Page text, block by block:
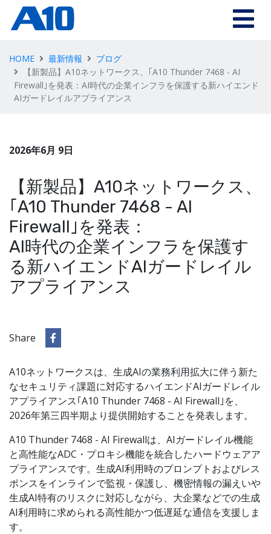
HOME 最新情報
ブログ
【新製品】A10ネットワークス、｢A10 Thunder 7468 - AI
Firewall｣を発表：AI時代の企業インフラを保護する新ハイエンド
AIガードレイルアプライアンス
2026年6月 9日
【新製品】A10ネットワークス、
｢A10 Thunder 7468 - AI
Firewall｣を発表：
AI時代の企業インフラを保護す
る新ハイエンドAIガードレイル
アプライアンス
Share
A10ネットワークスは、生成AIの業務利用拡大に伴う新た
なセキュリティ課題に対応するハイエンドAIガードレイル
アプライアンス｢A10 Thunder 7468 - AI Firewall｣を、
2026年第三四半期より提供開始することを発表します。
A10 Thunder 7468 - AI Firewallは、AIガードレイル機能
と高性能なADC・プロキシ機能を統合したハードウェアア
プライアンスです。生成AI利用時のプロンプトおよびレス
ポンスをインラインで監視・保護し、機密情報の漏えいや
生成AI特有のリスクに対応しながら、大企業などでの生成
AI利用時に求められる高性能かつ低遅延な通信を支援しま
す。